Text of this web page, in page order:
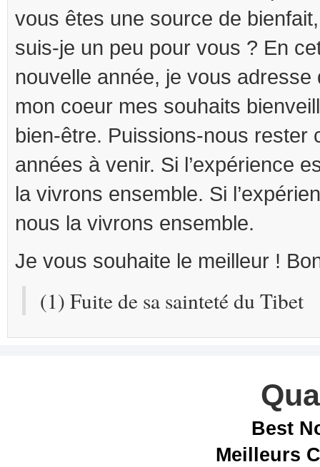
vous êtes une source de
suis-je un peu pour vous ? En
nouvelle année, je vous
mon coeur mes souhaits
bien-être. Puissions-nous rester
années à venir. Si l’expérience
la vivrons ensemble. Si
nous la vivrons ensemble.
Je vous souhaite le meilleur !
(1) Fuite de sa sainteté du Tibet
Best
Meilleurs